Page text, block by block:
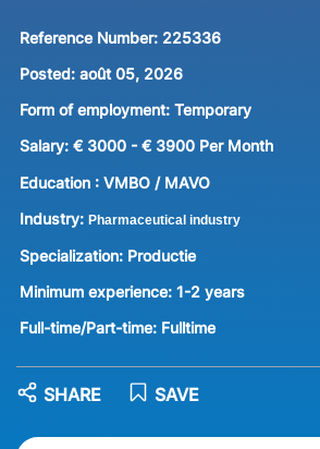
Reference Number: 225336
Posted: août 05, 2026
Form of employment: Temporary
Salary: € 3000 - € 3900 Per Month
Education : VMBO / MAVO
Industry: Pharmaceutical industry
Specialization: Productie
Minimum experience: 1-2 years
Full-time/Part-time: Fulltime
SAVE
SHARE